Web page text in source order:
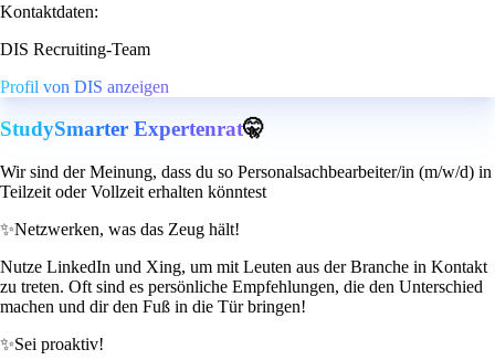
Kontaktdaten:
DIS Recruiting-Team
Profil von DIS anzeigen
StudySmarter Expertenrat🤫
Wir sind der Meinung, dass du so Personalsachbearbeiter/in (m/w/d) in
Teilzeit oder Vollzeit erhalten könntest
✨Netzwerken, was das Zeug hält!
Nutze LinkedIn und Xing, um mit Leuten aus der Branche in Kontakt
zu treten. Oft sind es persönliche Empfehlungen, die den Unterschied
machen und dir den Fuß in die Tür bringen!
✨Sei proaktiv!